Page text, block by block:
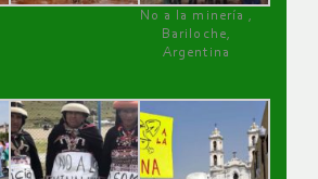
No a la minería ,
Bariloche,
Argentina